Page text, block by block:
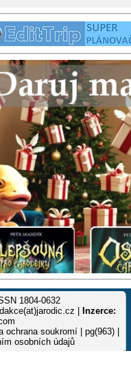
1804-0632
|
Inzerce:
ochrana soukromí | pg(963) |
osobních údajů